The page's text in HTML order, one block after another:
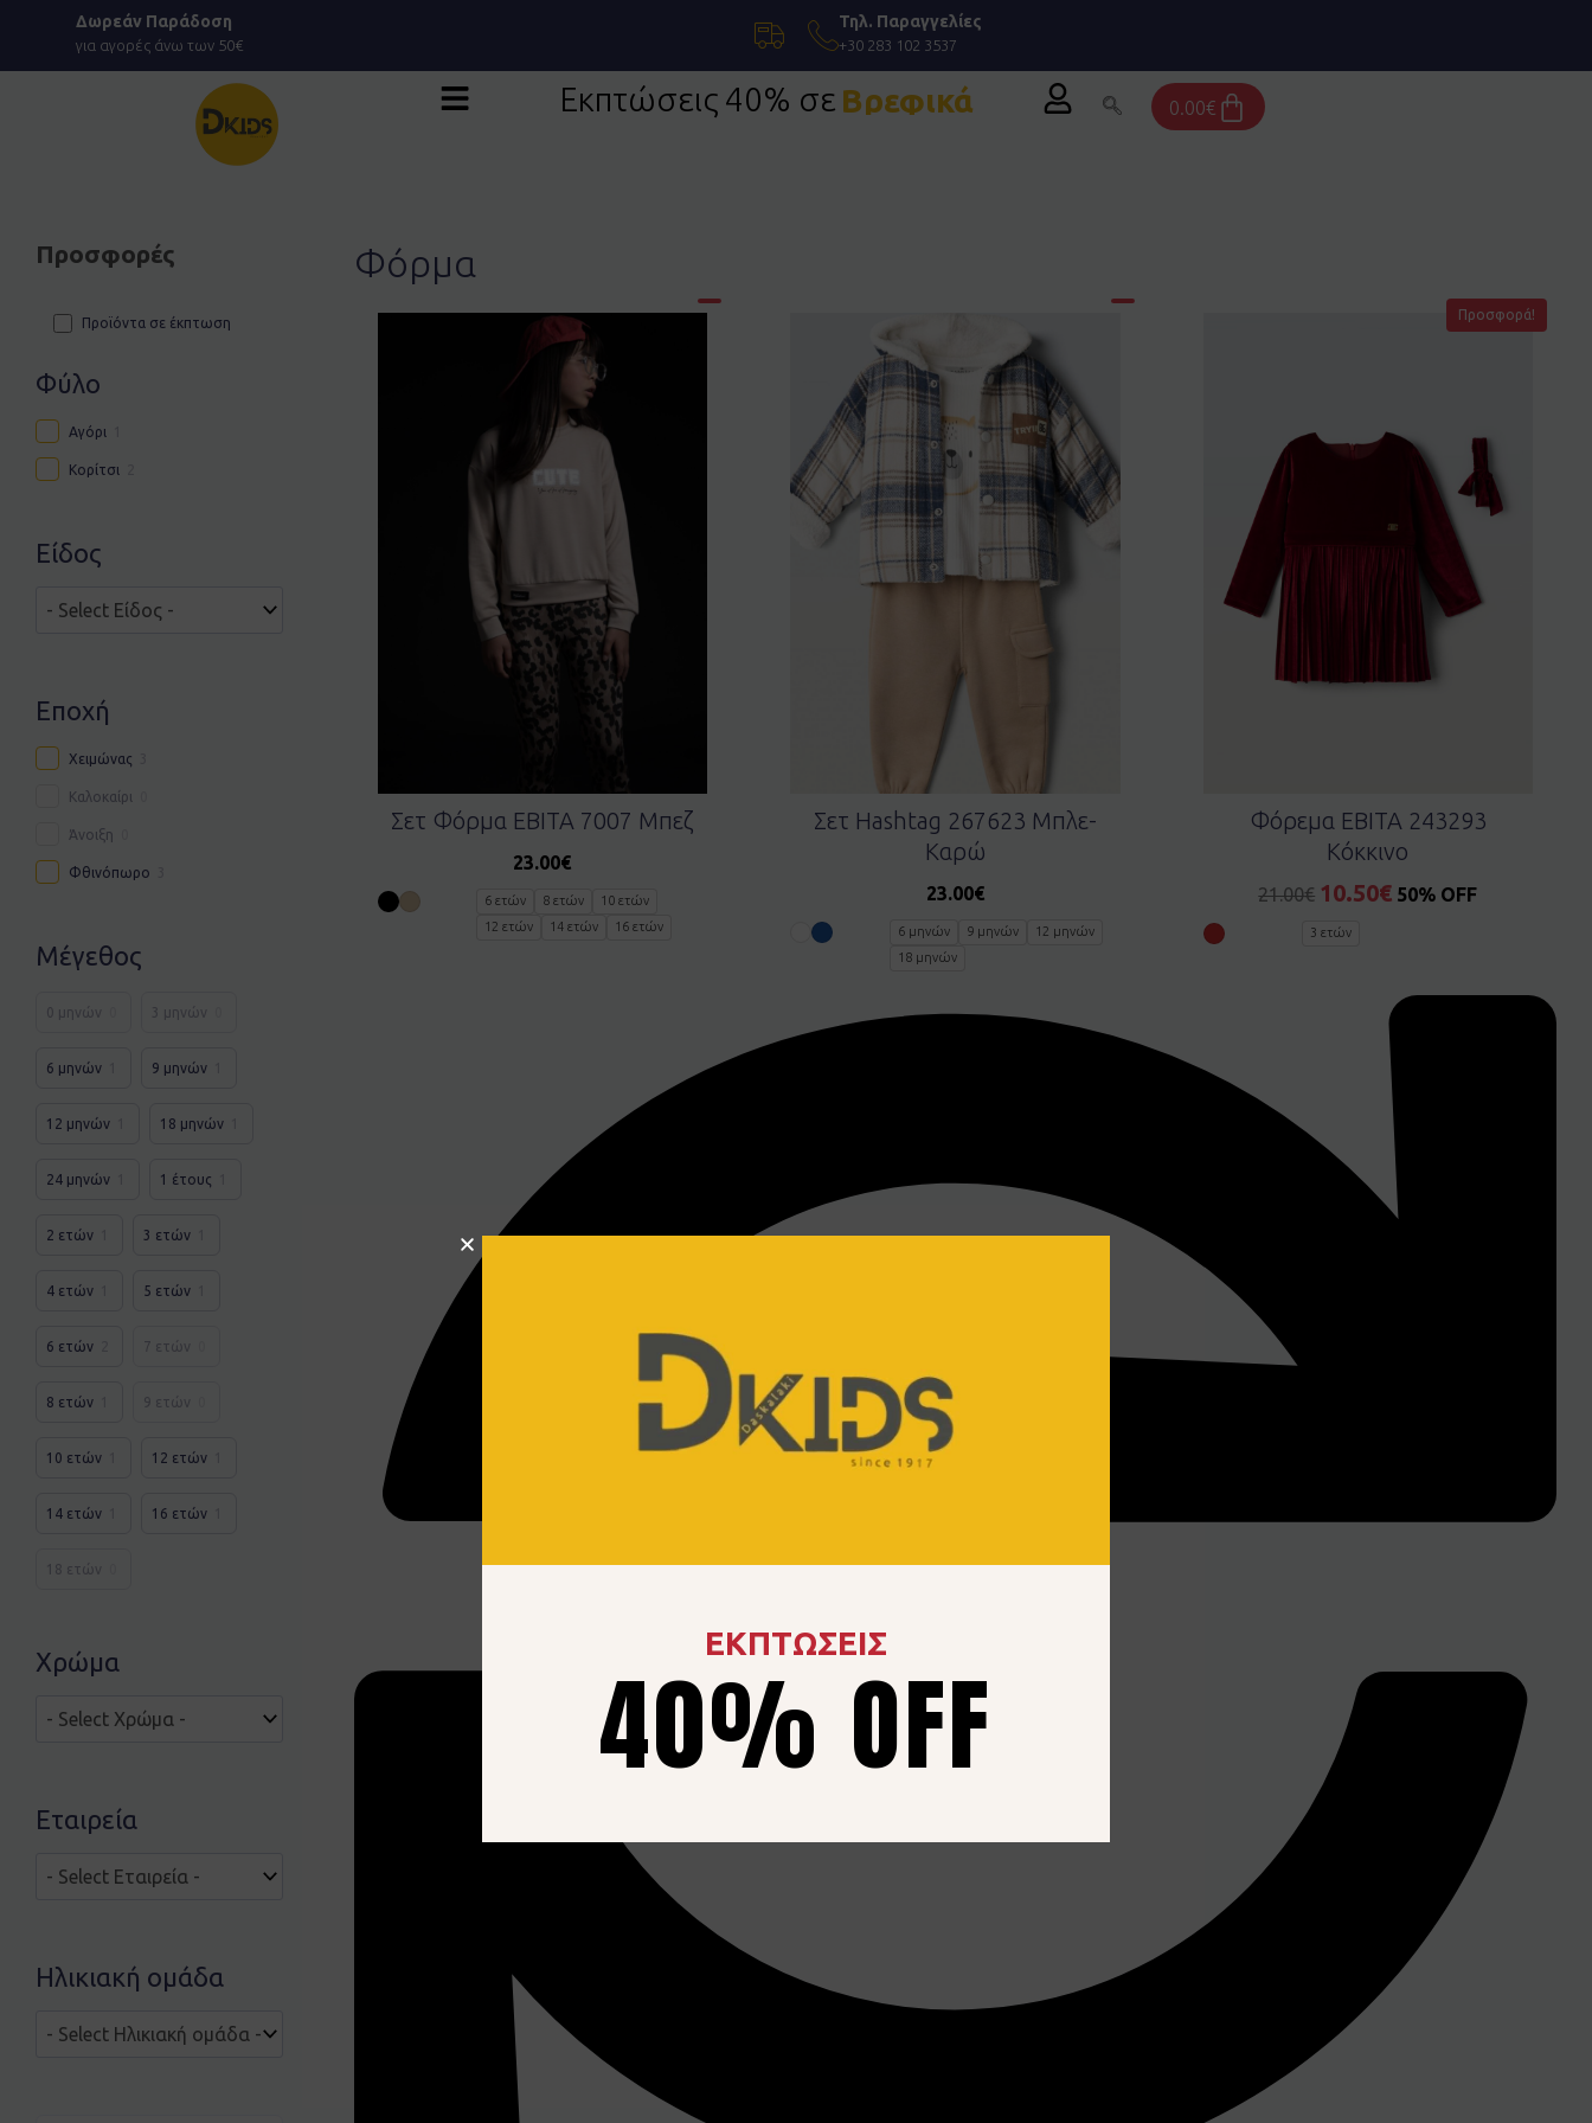
Μετάβαση
περιεχόμενο
Δωρεάν Παράδοση
για αγορές άνω των 50€
Τηλ. Παραγγελίες
+30 283 102 3537
Εκπτώσεις 40% σε
0.00€Cart
Προσφορές
Προϊόντα σε έκπτωση
Φύλο
Αγόρι
Κορίτσι
Είδος
Εποχή
Χειμώνας
Καλοκαίρι
Άνοιξη
Φθινόπωρο
Μέγεθος
0 μηνών 3 μηνών
6 μηνών 9 μηνών
12 μηνών 18 μηνών
24 μηνών 1 έτους
2 ετών 3 ετών
4 ετών 5 ετών
6 ετών 7 ετών
8 ετών 9 ετών
10 ετών 12 ετών
14 ετών 16 ετών
18 ετών
Χρώμα
Εταιρεία
Ηλικιακή ομάδα
Φόρμα
Σετ Φόρμα EBITA 7007 Μπεζ
23.00€
6 ετών 8 ετών
10 ετών
12 ετών
14 ετών 16 ετών
Σετ Hashtag 267623 Μπλε-
Καρώ
23.00€
6 μηνών 9 μηνών
12 μηνών
18 μηνών
Προσφορά!
Φόρεμα EBITA 243293
Κόκκινο
21.00€ 10.50€ 50% OFF
3 ετών
ΕΚΠΤΩΣΕΙΣ
40% OFF